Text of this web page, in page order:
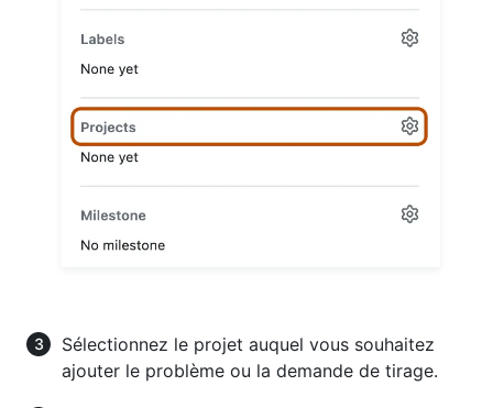
Sélectionnez le projet auquel vous souhaitez
ajouter le problème ou la demande de tirage.